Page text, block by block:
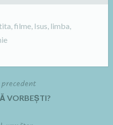
,filme Isus limba
VORBEȘTI?